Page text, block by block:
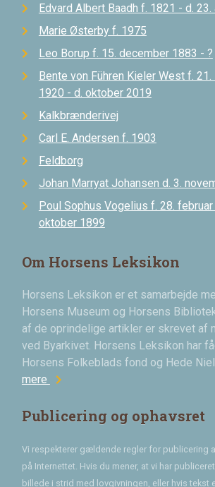
Edvard Albert Baadh f. 1821 - d.
Marie Østerby f. 1975
Leo Borup f. 15. december 1883 - ?
Bente von Führen Kieler West f.
1920 - d. oktober 2019
Kalkbrænderivej
Carl E. Andersen f. 1903
Feldborg
Johan Marryat Johansen d. 3.
Poul Sophus Vogelius f. 28. februar
oktober 1899
Om Horsens Leksikon
Horsens Leksikon er et samarbejde
Horsens Museum og Horsens
af de oprindelige artikler er skrevet af
ved Byarkivet. Horsens Leksikon har
Horsens Folkeblads fond og Hede
mere chevron_right
Publicering og ophavsret
Vi respekterer gældende regler for publicering
på Internettet. Hvis du mener, at vi har
billede i strid med lovgivningen, eller hvis tekst